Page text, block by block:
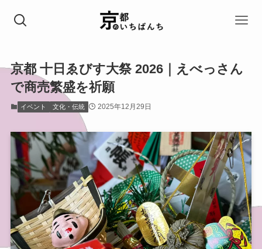
京都 十日ゑびす大祭 2026｜えべっさん
で商売繁盛を祈願
イベント 文化・伝統 2025年12月29日